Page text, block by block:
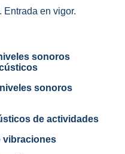
Entrada en vigor.
sonoros
sonoros
de actividades
vibraciones